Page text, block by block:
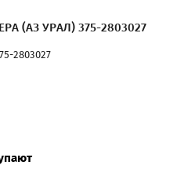
(АЗ УРАЛ) 375-2803027
2803027